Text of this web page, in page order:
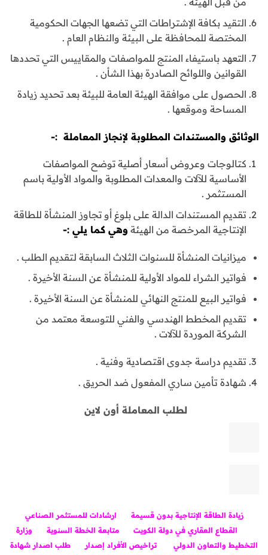
التقيد بكافة الإشتراطات التي تضعها الجهات الحكومية
المختصة للمحافظة على البيئة والنظام العام .
التعهد باستيفاء المنتج للمواصفات والمقاييس التي تحددها
القوانين واللوائح الصادرة بهذا الشأن .
الحصول على موافقة الهيئة العامة للبيئة بعد تحديد زيادة
المساحة وموقعها .
الوثائق والمستندات المطلوبة لإنجاز المعاملة :-
كتالوجات وعروض أسعار أصلية توضح المواصفات
الأساسية للآلات والمعدات المطلوبة والمواد الأولية باسم
المستثمر .
تقديم المستندات الدالة على بلوغ أو تجاوز المنشأة للطاقة
الإنتاجية المرخصة من الهيئة وهي كما يلي :-
ميزانيات المنشأة للسنوات الثلاث السابقة لتقديم الطلب .
فواتير الشراء للمواد الأولية للمنشأة عن السنة الأخيرة .
فواتير البيع للمنتج النهائي للمنشأة عن السنة الأخيرة .
تقديم المخطط الهندسي والفني للتوسعة معتمد من
الشركة الموردة للآلات .
تقديم دراسة جدوى اقتصادية وفنية .
شهادة تأمين ساري المفعول ضد الحريق .
لطلب المعاملة أون لاين
زيادة الطاقة الإنتاجية بدون قسيمة
ارشادات للمستثمر الصناعي
القطاع العقاري في دولة الكويت
متابعة الخطة السنوية
وزارة
التخطيط والتعاون الدولي
تراخيص الأفراد إصدار
طلب اصدار شهادة